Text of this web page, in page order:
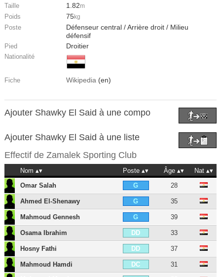
Taille 1.82m
Poids 75kg
Poste
Défenseur central / Arrière droit / Milieu
défensif
Pied Droitier
Nationalité
Fiche Wikipedia (en)
Ajouter Shawky El Said à une compo
Ajouter Shawky El Said à une liste
Effectif de Zamalek Sporting Club
Nom Poste Âge
Nat
Omar Salah
G 28
Ahmed El-Shenawy G 35
Mahmoud Gennesh G 39
Osama Ibrahim DD 33
Hosny Fathi DD 37
Mahmoud Hamdi DC 31